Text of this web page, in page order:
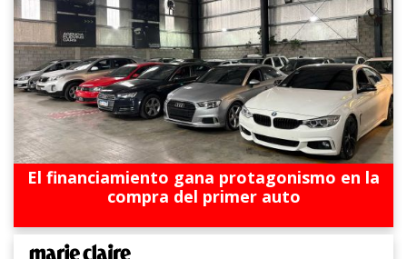
El financiamiento gana protagonismo en la
compra del primer auto